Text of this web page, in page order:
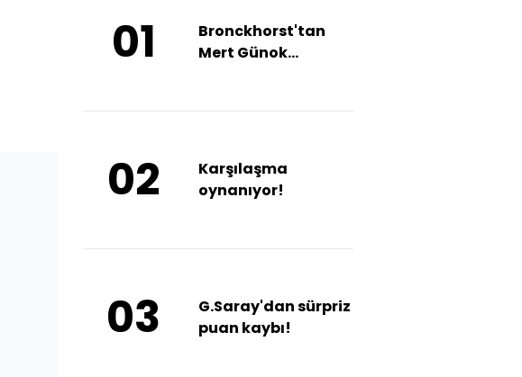
01
Bronckhorst'tan
Mert Günok
02
Karşılaşma
oynanıyor!
03
G.Saray'dan sürpriz
puan kaybı!